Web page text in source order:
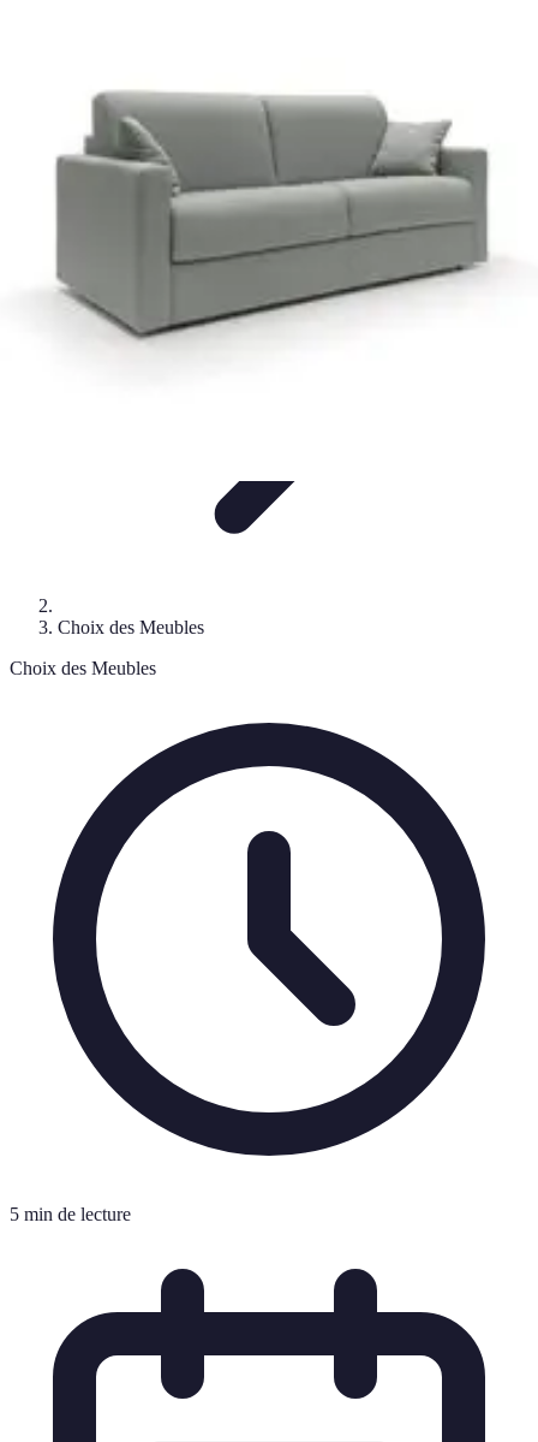
Solution Meuble
Choix des Meubles
Choix des Meubles
5 min de lecture